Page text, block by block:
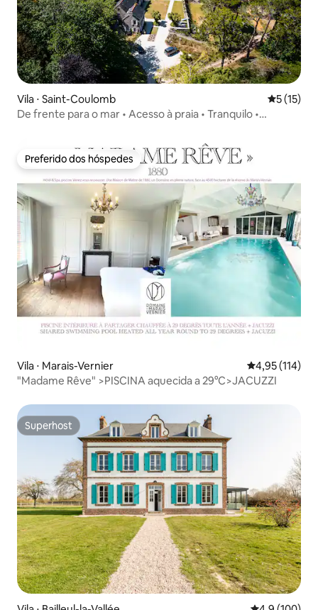
Vila ⋅ Saint-Coulomb 5 de uma
5 (15)
De frente para o mar • Acesso à praia • Tranquilo •
Preferido dos hóspedes
Preferido dos hóspedes
Vila ⋅ Marais-Vernier 4,95 de uma
4,95 (114)
"Madame Rêve" >PISCINA aquecida a 29°C>JACUZZI
Superhost
Superhost